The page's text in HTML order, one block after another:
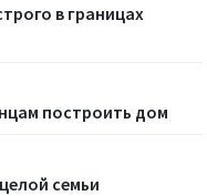
в границах
построить дом
семьи